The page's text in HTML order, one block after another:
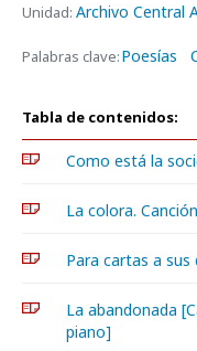
Unidad: Archivo Central
Palabras clave:Poesías
Tabla de contenidos:
Como está la
La colora.
Para cartas a sus
La abandonada
piano]